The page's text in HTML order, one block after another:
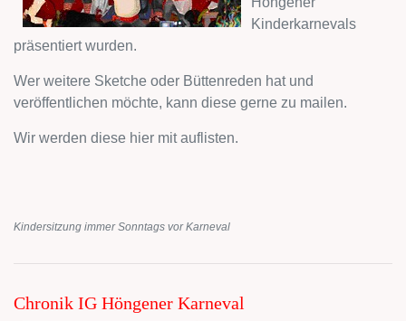
Kinderkarnevals
präsentiert wurden.
Wer weitere Sketche oder Büttenreden hat und
veröffentlichen möchte, kann diese gerne zu mailen.
Wir werden diese hier mit auflisten.
Kindersitzung immer Sonntags vor Karneval
Chronik IG Höngener Karneval